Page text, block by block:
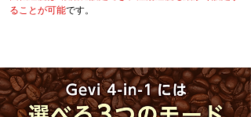
ることが可能です。